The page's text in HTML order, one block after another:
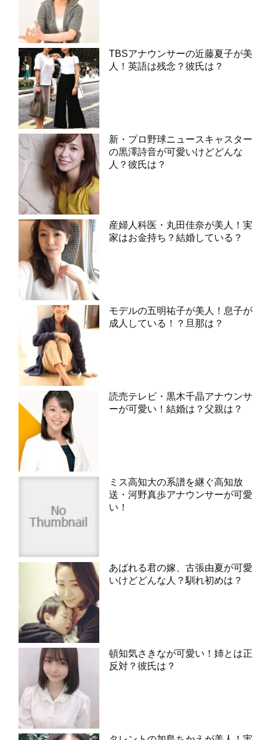
TBSアナウンサーの近藤夏子が美
人！英語は残念？彼氏は？
新・プロ野球ニュースキャスター
の黒澤詩音が可愛いけどどんな
人？彼氏は？
産婦人科医・丸田佳奈が美人！実
家はお金持ち？結婚している？
モデルの五明祐子が美人！息子が
成人している！？旦那は？
読売テレビ・黒木千晶アナウンサ
ーが可愛い！結婚は？父親は？
ミス高知大の系譜を継ぐ高知放
送・河野真歩アナウンサーが可愛
い！
あばれる君の嫁、古張由夏が可愛
いけどどんな人？馴れ初めは？
頓知気さきなが可愛い！姉とは正
反対？彼氏は？